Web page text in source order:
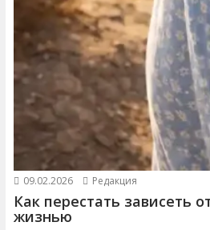
09.02.2026 Редакция
Как перестать зависеть
жизнью